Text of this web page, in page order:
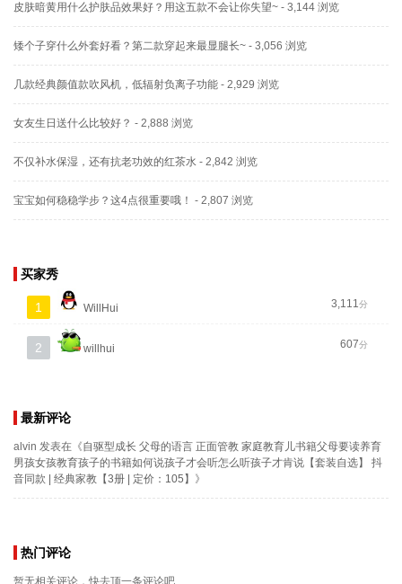
皮肤暗黄用什么护肤品效果好？用这五款不会让你失望~ - 3,144 浏览
矮个子穿什么外套好看？第二款穿起来最显腿长~ - 3,056 浏览
几款经典颜值款吹风机，低辐射负离子功能 - 2,929 浏览
女友生日送什么比较好？ - 2,888 浏览
不仅补水保湿，还有抗老功效的红茶水 - 2,842 浏览
宝宝如何稳稳学步？这4点很重要哦！ - 2,807 浏览
买家秀
1 WillHui 3,111分
2 willhui 607分
最新评论
alvin 发表在《自驱型成长 父母的语言 正面管教 家庭教育儿书籍父母要读养育
男孩女孩教育孩子的书籍如何说孩子才会听怎么听孩子才肯说【套装自选】 抖
音同款 | 经典家教【3册 | 定价：105】 》
热门评论